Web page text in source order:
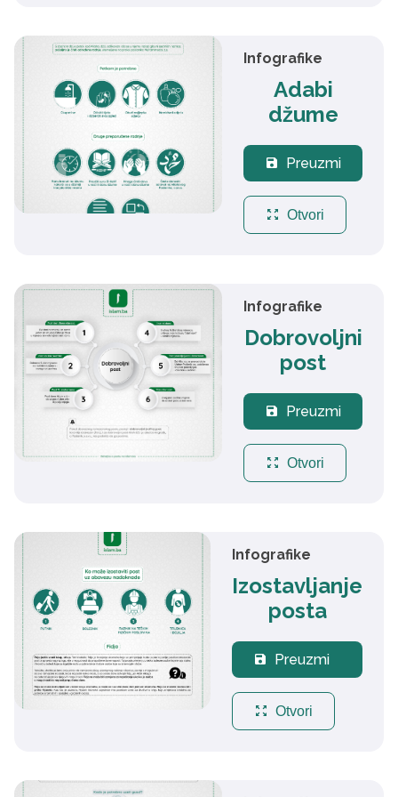
Infografike
Adabi
džume
save Preuzmi
zoom_out_map Otvori
Infografike
Dobrovoljni
post
save Preuzmi
zoom_out_map Otvori
Infografike
Izostavljanje
posta
save Preuzmi
zoom_out_map Otvori